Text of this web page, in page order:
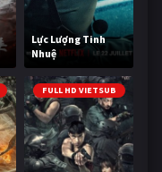
Lực Lượng Tinh
Nhuệ
FULL HD VIETSUB